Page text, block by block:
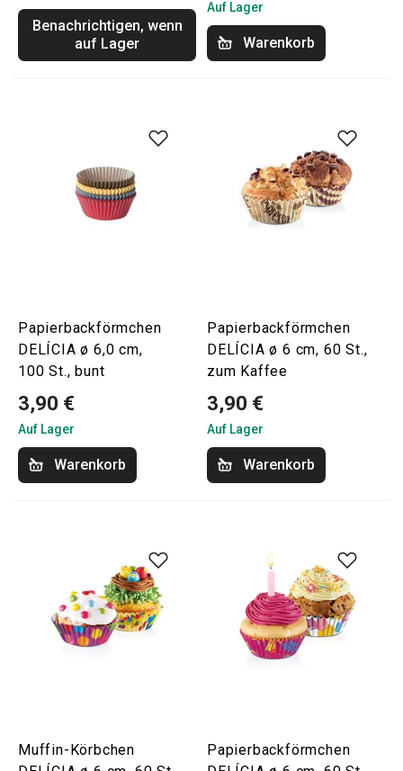
Benachrichtigen, wenn
auf Lager
Auf Lager
Warenkorb
Papierbackförmchen
DELÍCIA ø 6,0 cm,
100 St., bunt
3,90 €
Auf Lager
Warenkorb
Papierbackförmchen
DELÍCIA ø 6 cm, 60 St.,
zum Kaffee
3,90 €
Auf Lager
Warenkorb
Muffin-Körbchen
Papierbackförmchen